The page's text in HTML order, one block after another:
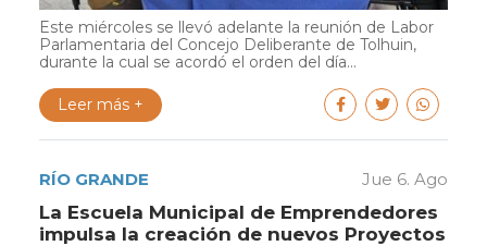
Este miércoles se llevó adelante la reunión de Labor
Parlamentaria del Concejo Deliberante de Tolhuin,
durante la cual se acordó el orden del día...
Leer más +
RÍO GRANDE Jue 6. Ago
La Escuela Municipal de Emprendedores
impulsa la creación de nuevos Proyectos